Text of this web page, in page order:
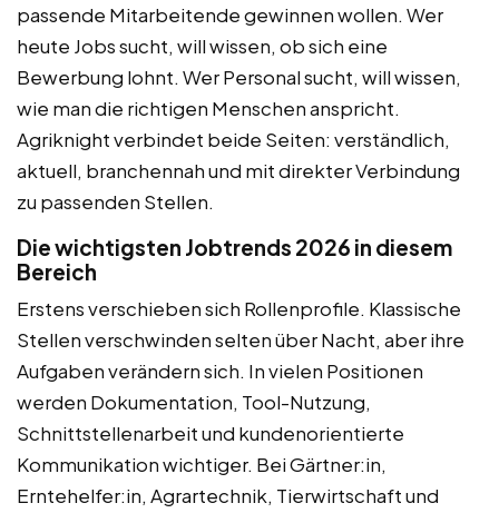
passende Mitarbeitende gewinnen wollen. Wer
heute Jobs sucht, will wissen, ob sich eine
Bewerbung lohnt. Wer Personal sucht, will wissen,
wie man die richtigen Menschen anspricht.
Agriknight verbindet beide Seiten: verständlich,
aktuell, branchennah und mit direkter Verbindung
zu passenden Stellen.
Die wichtigsten Jobtrends 2026 in diesem
Bereich
Erstens verschieben sich Rollenprofile. Klassische
Stellen verschwinden selten über Nacht, aber ihre
Aufgaben verändern sich. In vielen Positionen
werden Dokumentation, Tool-Nutzung,
Schnittstellenarbeit und kundenorientierte
Kommunikation wichtiger. Bei Gärtner:in,
Erntehelfer:in, Agrartechnik, Tierwirtschaft und